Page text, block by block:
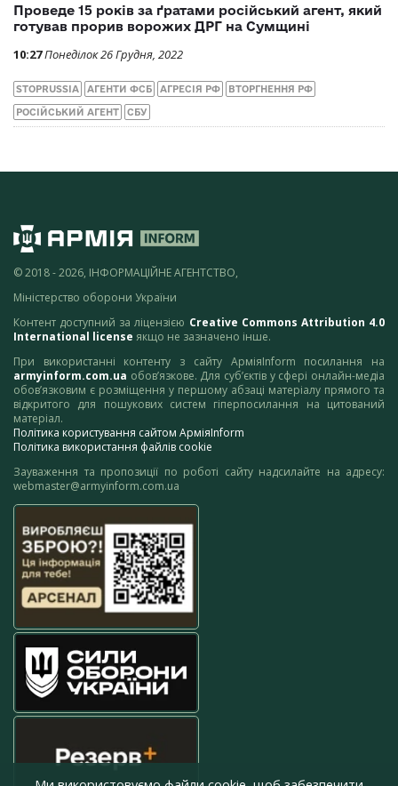
Проведе 15 років за ґратами російський агент, який
готував прорив ворожих ДРГ на Сумщині
10:27Понеділок 26 Грудня, 2022
STOPRUSSIA АГЕНТИ ФСБ АГРЕСІЯ РФ ВТОРГНЕННЯ РФ
РОСІЙСЬКИЙ АГЕНТ СБУ
© 2018 - 2026, ІНФОРМАЦІЙНЕ АГЕНТСТВО,
Міністерство оборони України
Контент доступний за ліцензією Creative Commons Attribution 4.0
International license якщо не зазначено інше.
При використанні контенту з сайту АрміяInform посилання на
armyinform.com.ua обов’язкове. Для суб’єктів у сфері онлайн-медіа
обов’язковим є розміщення у першому абзаці матеріалу прямого та
відкритого для пошукових систем гіперпосилання на цитований
матеріал.
Політика користування сайтом АрміяInform
Політика використання файлів cookie
Зауваження та пропозиції по роботі сайту надсилайте на адресу:
webmaster@armyinform.com.ua